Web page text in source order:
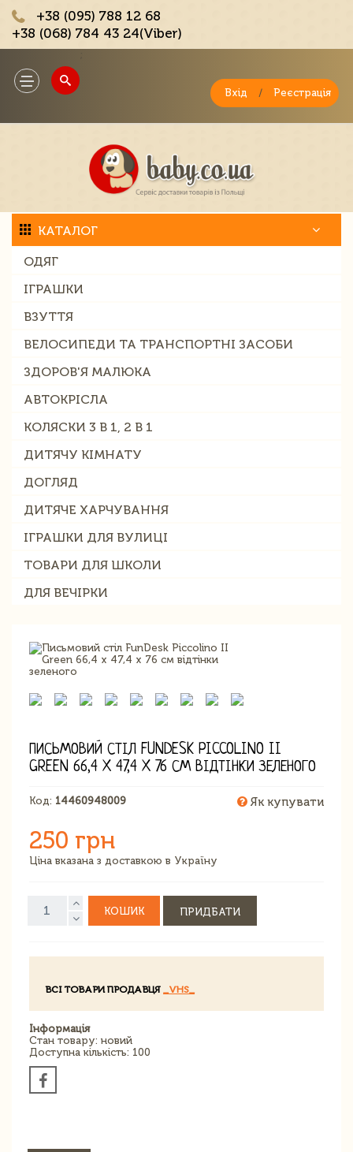
+38 (095) 788 12 68
+38 (068) 784 43 24(Viber)
Toggle
navigation
Вхід / Реєстрація
КАТАЛОГ
ОДЯГ
ІГРАШКИ
ВЗУТТЯ
ВЕЛОСИПЕДИ ТА ТРАНСПОРТНІ ЗАСОБИ
ЗДОРОВ'Я МАЛЮКА
АВТОКРІСЛА
КОЛЯСКИ 3 В 1, 2 В 1
ДИТЯЧУ КІМНАТУ
ДОГЛЯД
ДИТЯЧЕ ХАРЧУВАННЯ
ІГРАШКИ ДЛЯ ВУЛИЦІ
ТОВАРИ ДЛЯ ШКОЛИ
ДЛЯ ВЕЧІРКИ
ПИСЬМОВИЙ СТІЛ FUNDESK PICCOLINO II
GREEN 66,4 X 47,4 X 76 СМ ВІДТІНКИ ЗЕЛЕНОГО
Код: 14460948009 Як купувати
250 грн
Ціна вказана з доставкою в Україну
КОШИК ПРИДБАТИ
ВСІ ТОВАРИ ПРОДАВЦЯ _VHS_
Інформація
Стан товару: новий
Доступна кількість: 100